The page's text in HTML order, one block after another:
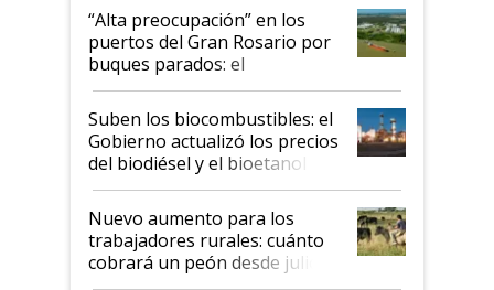
“Alta preocupación” en los
puertos del Gran Rosario por
buques parados: el
funcionamiento de las
exportadoras en tensión tras
la medida de fuerza de los
prácticos
Suben los biocombustibles: el
Gobierno actualizó los precios
del biodiésel y el bioetanol
Nuevo aumento para los
trabajadores rurales: cuánto
cobrará un peón desde julio